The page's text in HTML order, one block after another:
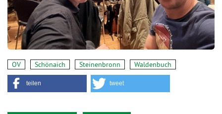
OV Schönaich Steinenbronn Waldenbuch
teilen tweet